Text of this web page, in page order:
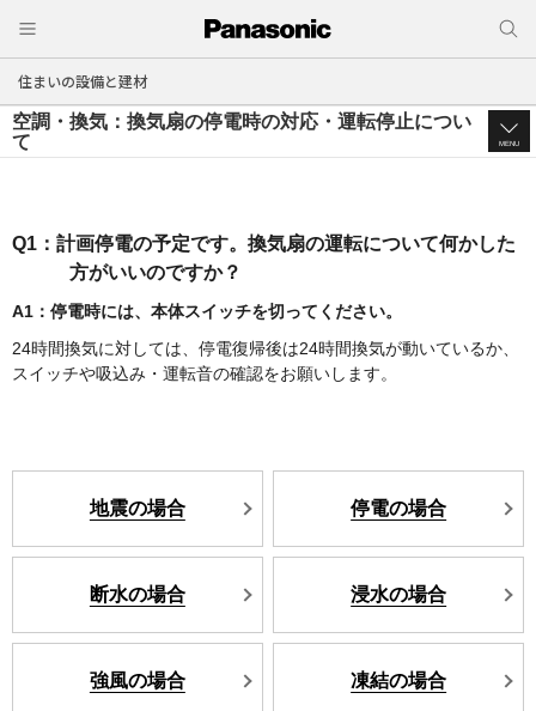
住まいの設備と建材
空調・換気：換気扇の停電時の対応・運転停止につい
て
MENU
Q1：計画停電の予定です。換気扇の運転について何かした
方がいいのですか？
A1：停電時には、本体スイッチを切ってください。
24時間換気に対しては、停電復帰後は24時間換気が動いているか、
スイッチや吸込み・運転音の確認をお願いします。
地震の場合 停電の場合
断水の場合 浸水の場合
強風の場合 凍結の場合